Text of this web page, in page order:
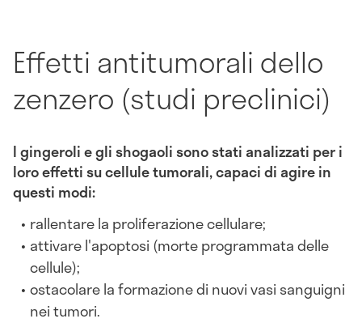
Effetti antitumorali dello
zenzero (studi preclinici)
I gingeroli e gli shogaoli sono stati analizzati per i
loro effetti su cellule tumorali, capaci di agire in
questi modi:
rallentare la proliferazione cellulare;
attivare l'apoptosi (morte programmata delle
cellule);
ostacolare la formazione di nuovi vasi sanguigni
nei tumori.